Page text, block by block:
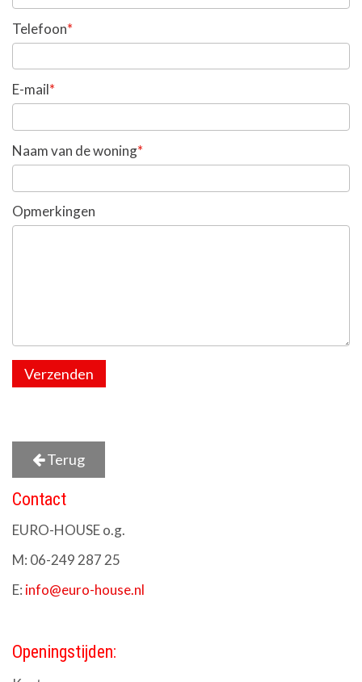
Telefoon*
E-mail*
Naam van de woning*
Opmerkingen
Verzenden
Terug
Contact
EURO-HOUSE o.g.
M: 06-249 287 25
E: info@euro-house.nl
Openingstijden: